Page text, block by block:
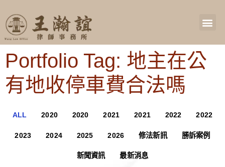
Portfolio Tag: 地主在公
有地收停車費合法嗎
ALL 2020 2020 2021 2021 2022 2022
2023 2024 2025 2026 修法新訊 勝訴案例
新聞資訊 最新消息